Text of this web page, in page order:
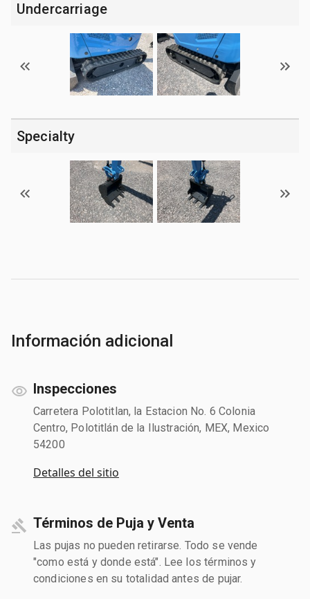
Undercarriage
Specialty
Información adicional
Inspecciones
Carretera Polotitlan, la Estacion No. 6 Colonia
Centro, Polotitlán de la Ilustración, MEX, Mexico
54200
Detalles del sitio
Términos de Puja y Venta
Las pujas no pueden retirarse. Todo se vende
"como está y donde está". Lee los términos y
condiciones en su totalidad antes de pujar.